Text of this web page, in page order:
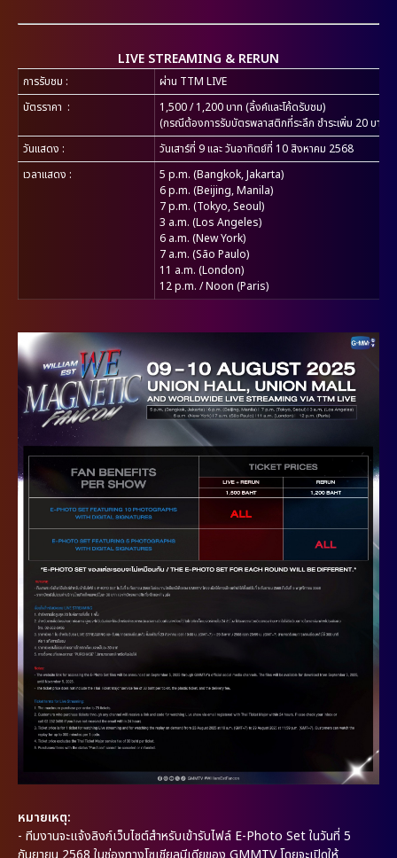
LIVE STREAMING & RERUN
การรับชม :
ผ่าน TTM LIVE
บัตรราคา :
1,500 / 1,200 บาท (ลิ้งค์และโค้ดรับชม)
(กรณีต้องการรับบัตรพลาสติกที่ระลึก ชำระเพิ่ม 20 บาท /
วันแสดง :
วันเสาร์ที่ 9 และ วันอาทิตย์ที่ 10 สิงหาคม 2568
เวลาแสดง :
5 p.m. (Bangkok, Jakarta)
6 p.m. (Beijing, Manila)
7 p.m. (Tokyo, Seoul)
3 a.m. (Los Angeles)
6 a.m. (New York)
7 a.m. (São Paulo)
11 a.m. (London)
12 p.m. / Noon (Paris)
หมายเหตุ:
- ทีมงานจะแจ้งลิงก์เว็บไซต์สำหรับเข้ารับไฟล์ E-Photo Set ในวันที่ 5